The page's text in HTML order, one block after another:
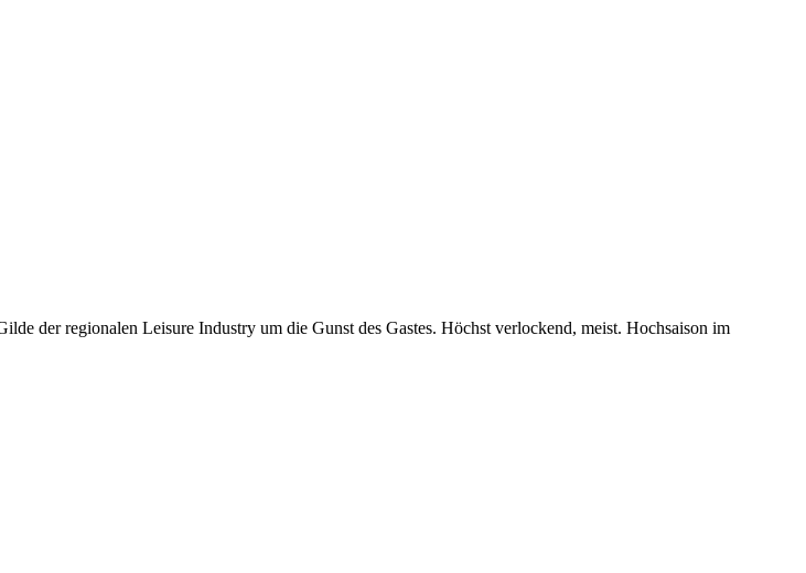
der regionalen Leisure Industry um die Gunst des Gastes. Höchst verlockend, meist. Hochsaison im